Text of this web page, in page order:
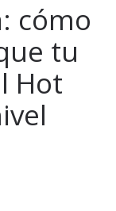
cómo
tu
Hot